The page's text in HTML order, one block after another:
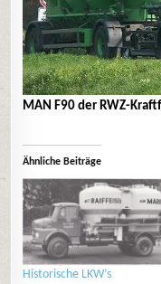
MAN F90 der RWZ-
Ähnliche Beiträge
Historische LKW’s